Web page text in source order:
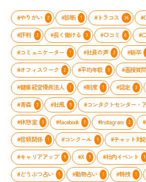
イ
ル
完
全
ガ
イ
ト
ン
タ
ー
で
輝
く
方
法
ー
リ
ー」
ン
タ
ー
が
実
施
し
た
メ
ン
バ
ー
の
「や
る
気
ス
イ
#やりがい 2 #診断 1 #トラコス 36
#評判 2 #長く働ける 3 #口コミ 6
#コミュニケーター 1 #社員の声 2 #新卒
#オフィスワーク 2 #平均年収 1 #面接質問
#健康経営優良法人 1 #制度 1 #認定 3
#青森 2 #社風 5 #コンタクトセンター・
#休憩室 1 #facebook 1 #Instagram 2
#信頼関係 1 #コンクール 1 #チャット対
#キャリアアップ 1 #X 1 #社内イベント 1
#どうぶつ占い 1 #動物占い 1 #特技 1